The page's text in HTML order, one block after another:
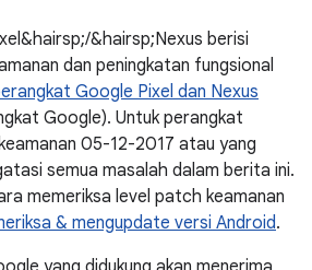
&hairsp;Nexus berisi
dan peningkatan fungsional
Google Pixel dan Nexus
Google). Untuk perangkat
05-12-2017 atau yang
semua masalah dalam berita ini.
memeriksa level patch keamanan
& mengupdate versi Android.